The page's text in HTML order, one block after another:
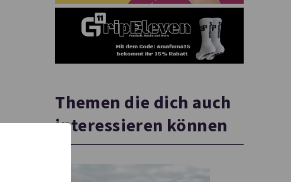
Themen die dich auch
interessieren können